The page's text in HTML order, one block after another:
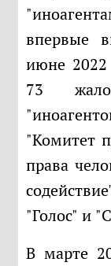
впервые
июне
73
"Комитет
права
"Голос" и
В марте 2022 года из-за вторжения в